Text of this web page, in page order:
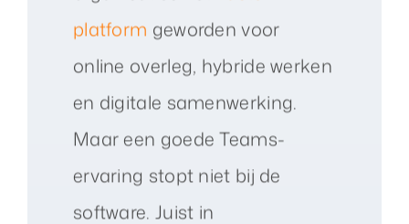
platform geworden voor
online overleg, hybride werken
en digitale samenwerking.
Maar een goede Teams-
ervaring stopt niet bij de
software. Juist in